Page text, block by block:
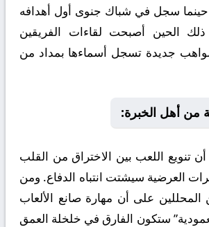
حينما سجل في شباك جنوى أول أهدافه
ذلك الحين أصبحت لقاءات الفريقين
جديدة تسجل أسماءها بمداد من
من أهل الخبرة:
تنويع اللعب بين الاختراق من القلب
العرضية سيشتت انتباه الدفاع. ومن
المحللين على أن مهارة صانع الألعاب
ستكون الفارق في خلخلة العمق